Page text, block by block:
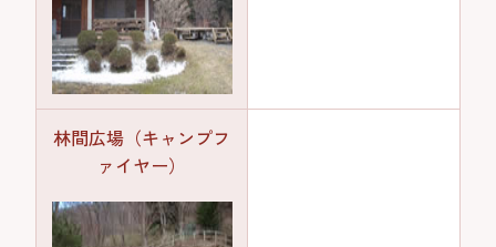
林間広場（キャンプフ
ァイヤー）